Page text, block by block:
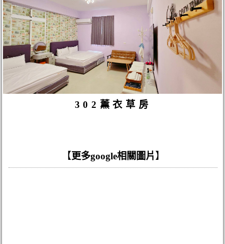
302薰衣草房
【 更多google相關圖片 】